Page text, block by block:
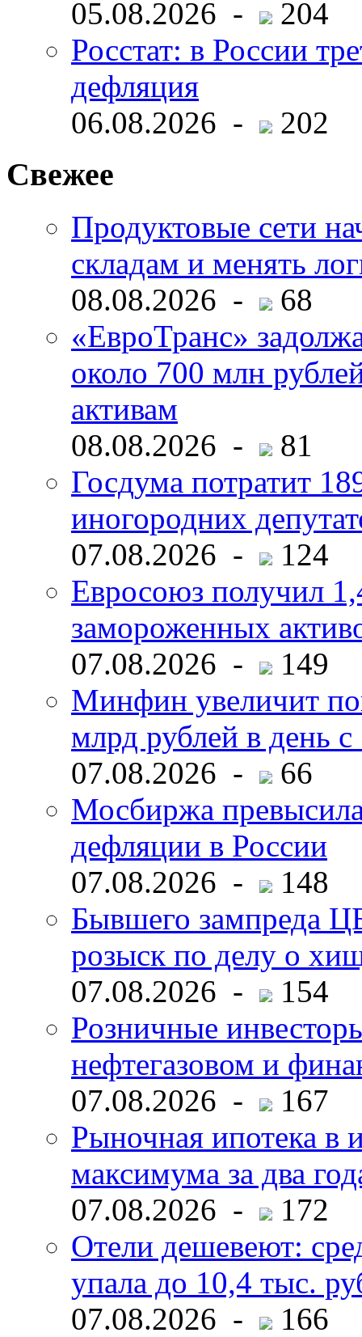
05.08.2026 -
204
Росстат: в России
дефляция
06.08.2026 -
202
Свежее
Продуктовые сети
складам и менять
08.08.2026 -
68
«ЕвроТранс»
около 700 млн
активам
08.08.2026 -
81
Госдума потратит
иногородних
07.08.2026 -
124
Евросоюз получил
замороженных
07.08.2026 -
149
Минфин увеличит
млрд рублей в день с
07.08.2026 -
66
Мосбиржа
дефляции в России
07.08.2026 -
148
Бывшего зампреда
розыск по делу о
07.08.2026 -
154
Розничные
нефтегазовом и
07.08.2026 -
167
Рыночная ипотека в
максимума за два
07.08.2026 -
172
Отели дешевеют:
упала до 10,4 тыс.
07.08.2026 -
166